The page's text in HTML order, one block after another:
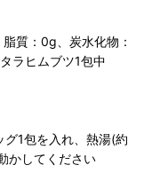
質：0g、炭水化物：
ラヒムブツ1包中
グ1包を入れ、熱湯(約
かしてください